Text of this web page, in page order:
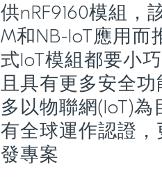
供nRF9160模組，
M和NB-IoT應用而
式IoT模組都要小
且具有更多安全功
多以物聯網(IoT)
有全球運作認證，
發專案